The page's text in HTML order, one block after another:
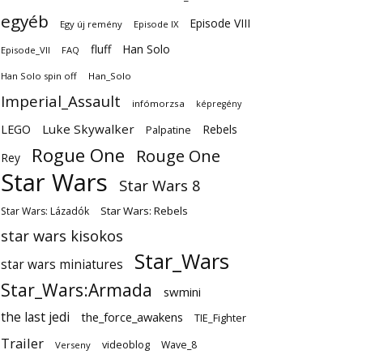
egyéb Egy új remény Episode IX Episode VIII
Episode_VII FAQ fluff Han Solo
Han Solo spin off Han_Solo
Imperial_Assault infómorzsa képregény
LEGO Luke Skywalker Palpatine
Rebels
Rey
Rogue One Rouge One
Star Wars Star Wars 8
Star Wars: Lázadók Star Wars: Rebels
star wars kisokos
star wars miniatures Star_Wars
Star_Wars:Armada swmini
the last jedi the_force_awakens TIE_Fighter
Trailer Verseny videoblog Wave_8